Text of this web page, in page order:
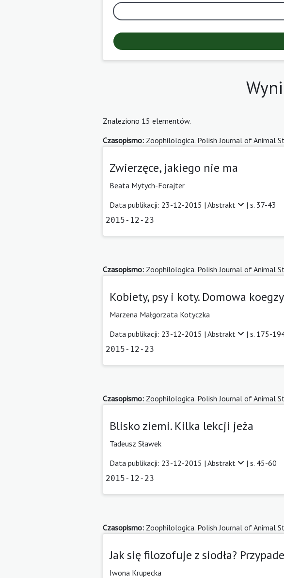
Znaleziono 15 elementów.
Czasopismo: Zoophilologica. Polish Journal of Animal
Zwierzęce, jakiego nie ma
Beata Mytych-Forajter
Data publikacji: 23-12-2015 | Abstrakt | s. 37-43
2015-12-23
Czasopismo: Zoophilologica. Polish Journal of Animal
Kobiety, psy i koty. Domowa
Marzena Małgorzata Kotyczka
Data publikacji: 23-12-2015 | Abstrakt | s. 175-
2015-12-23
Czasopismo: Zoophilologica. Polish Journal of Animal
Blisko ziemi. Kilka lekcji jeża
Tadeusz Sławek
Data publikacji: 23-12-2015 | Abstrakt | s. 45-60
2015-12-23
Czasopismo: Zoophilologica. Polish Journal of Animal
Jak się filozofuje z siodła?
Iwona Krupecka